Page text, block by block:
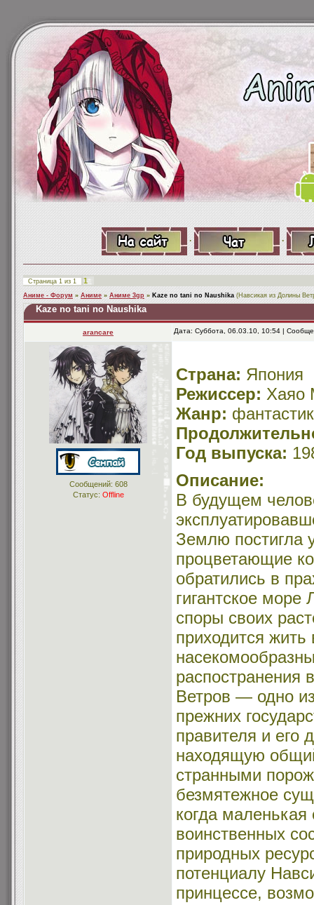
· ·
Страница 1 из 1 1
Аниме - Форум » Аниме » Аниме 3gp » Kaze no tani no Naushika (Навсикая из Долины
Kaze no tani no Naushika
arancare Дата: Суббота, 06.03.10, 10:54 |
Сообщений: 608
Статус: Offline
Страна: Япония
Режиссер: Хаяо
Жанр:
Год выпуска:
Описание:
В будущем
Землю постигла
процветающие
обратились в
гигантское
споры своих
приходится
распостранения
Ветров — одно
прежних
правителя и его
находящую
странными
безмятежное
когда маленькая
воинственных
природных
потенциалу
принцессе,